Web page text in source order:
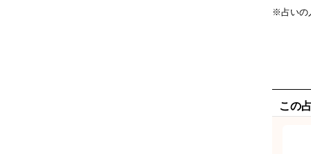
※占いの
この